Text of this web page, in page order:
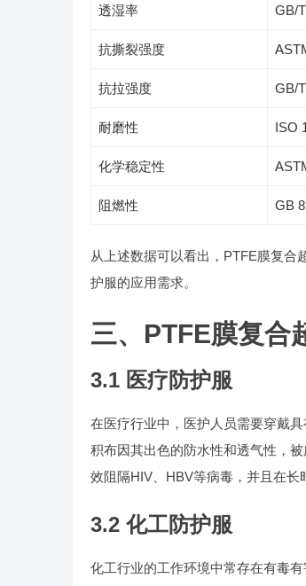
透湿率 GB/
抗撕裂强度
抗拉强度 GB/
耐磨性 ISO
化学稳定性
阻燃性 GB
从上述数据可以看出，PTFE膜复合
护服的应用需求。
三、PTFE膜复合
3.1 医疗防护服
在医疗行业中，医护人员需要穿戴
积布因其出色的防水性和透气性，
效阻隔HIV、HBV等病毒，并且在长
3.2 化工防护服
化工行业的工作环境中常存在有毒